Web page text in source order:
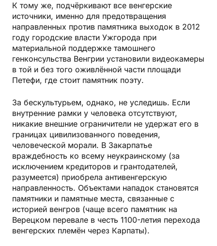
К тому же, подчёркивают все венгерские
источники, именно для предотвращения
направленных против памятника выходок в 2012
году городские власти Ужгорода при
материальной поддержке тамошнего
генконсульства Венгрии установили видеокамеры
в той и без того оживлённой части площади
Петефи, где стоит памятник поэту.
За бескультурьем, однако, не уследишь. Если
внутренние рамки у человека отсутствуют,
никакие внешние ограничители не удержат его в
границах цивилизованного поведения,
человеческой морали. В Закарпатье
враждебность ко всему неукраинскому (за
исключением кредиторов и грантодателей,
разумеется) приобрела антивенгерскую
направленность. Объектами нападок становятся
памятники и памятные места, связанные с
историей венгров (чаще всего памятник на
Верецком перевале в честь 1100-летия перехода
венгерских племён через Карпаты).